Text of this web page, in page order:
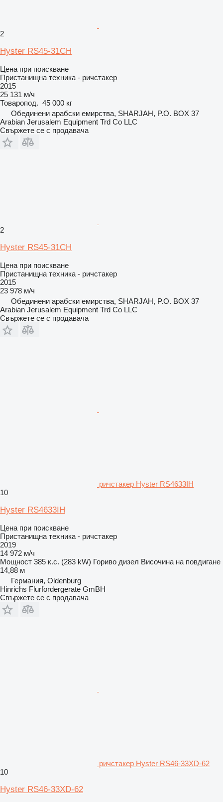
2
Hyster RS45-31CH
Цена при поискване
Пристанищна техника - ричстакер
2015
25 131 м/ч
Товаропод. 45 000 кг
Обединени арабски емирства, SHARJAH, P.O. BOX 37
Arabian Jerusalem Equipment Trd Co LLC
Свържете се с продавача
2
Hyster RS45-31CH
Цена при поискване
Пристанищна техника - ричстакер
2015
23 978 м/ч
Обединени арабски емирства, SHARJAH, P.O. BOX 37
Arabian Jerusalem Equipment Trd Co LLC
Свържете се с продавача
ричстакер Hyster RS4633IH
10
Hyster RS4633IH
Цена при поискване
Пристанищна техника - ричстакер
2019
14 972 м/ч
Мощност 385 к.с. (283 kW) Гориво дизел Височина на повдигане
14,88 м
Германия, Oldenburg
Hinrichs Flurfordergerate GmBH
Свържете се с продавача
ричстакер Hyster RS46-33XD-62
10
Hyster RS46-33XD-62